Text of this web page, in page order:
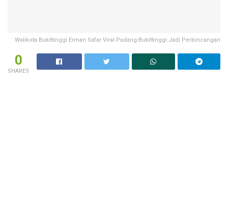
Walikota Bukittinggi Erman Safar Viral Padang-Bukittinggi Jadi Perbincangan
0
SHARES